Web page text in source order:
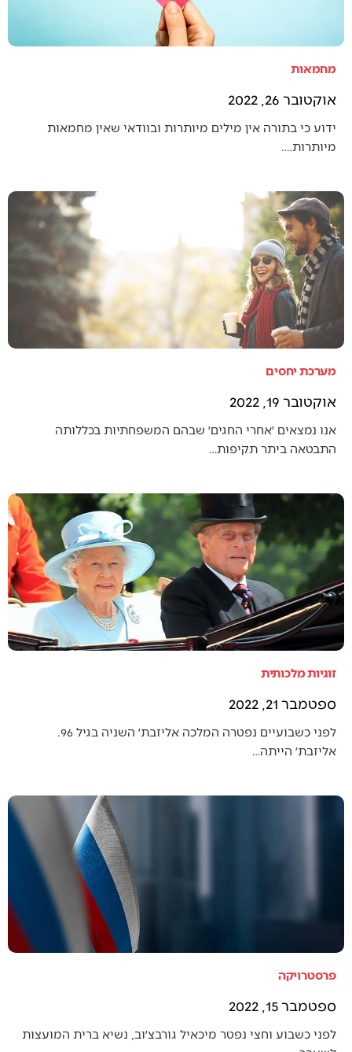
מחמאות
אוקטובר 26, 2022
ידוע כי בתורה אין מילים מיותרות ובוודאי שאין מחמאות
מיותרות.…
מערכת יחסים
אוקטובר 19, 2022
אנו נמצאים ׳אחרי החגים׳ שבהם המשפחתיות בכללותה
התבטאה ביתר תקיפות…
זוגיות מלכותית
ספטמבר 21, 2022
אליזבת׳ הייתה…
פרסטרויקה
ספטמבר 15, 2022
לפני כשבוע וחצי נפטר מיכאיל גורבצ׳וב, נשיא ברית המועצות